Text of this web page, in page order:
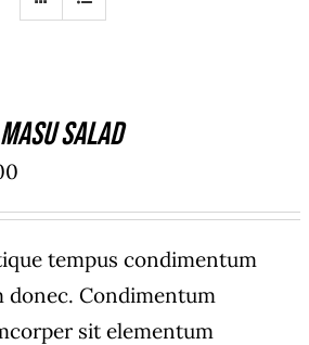
Salad
tempus condimentum
donec. Condimentum
sit elementum